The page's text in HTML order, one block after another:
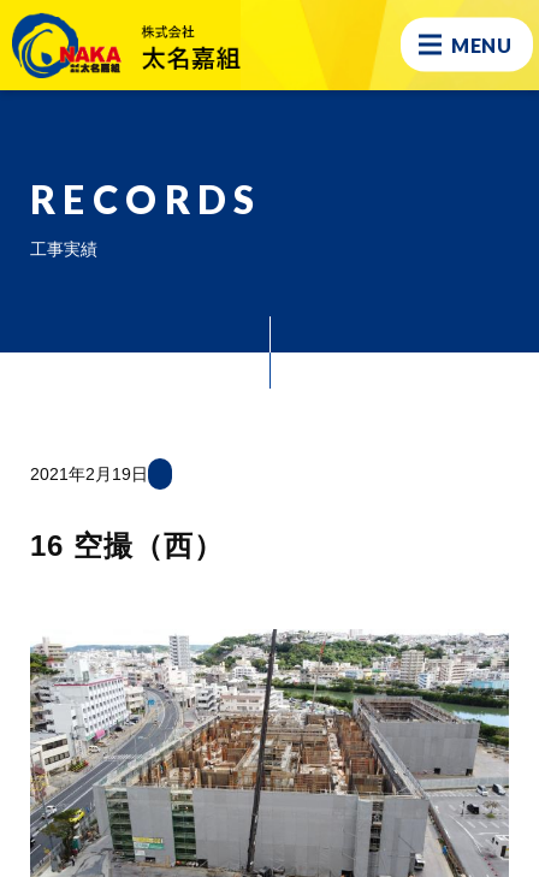
MENU
RECORDS
工事実績
2021年2月19日
16 空撮（西）